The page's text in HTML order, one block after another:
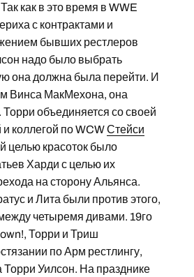
как в это время в WWE
с контрактами и
бывших рестлеров
надо было выбрать
она должна была перейти. И
Винса МакМехона, она
объединяется со своей
коллегой по WCWСтейси
целью красоток было
Харди с целью их
на сторону Альянса.
и Лита были против этого,
четыремя дивами. 19го
Торри и Триш
по Арм рестлингу,
Торри Уилсон. На празднике